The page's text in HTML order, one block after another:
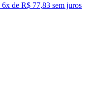
6x de R$ 77,83 sem juros